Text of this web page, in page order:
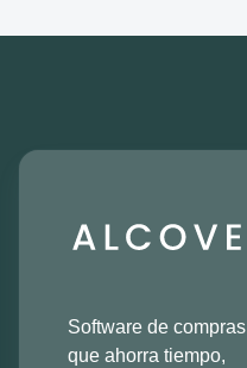
Software de compras
que ahorra tiempo,